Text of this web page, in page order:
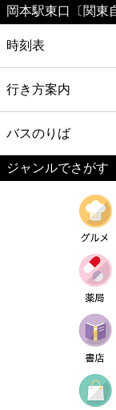
ホテル
岡本駅東口〔関東
時刻表
行き方案内
バスのりば
ジャンルでさがす